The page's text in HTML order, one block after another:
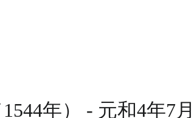
年） - 元和4年7